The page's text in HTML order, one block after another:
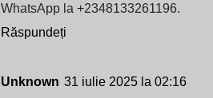
WhatsApp la +2348133261196.
Răspundeți
Unknown 31 iulie 2025 la 02:16